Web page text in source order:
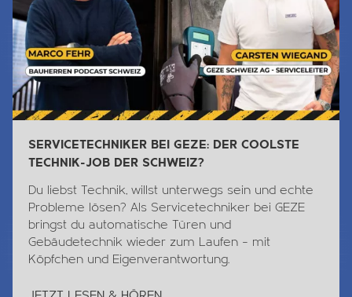
SERVICETECHNIKER BEI GEZE: DER COOLSTE
TECHNIK-JOB DER SCHWEIZ?
Du liebst Technik, willst unterwegs sein und echte
Probleme lösen? Als Servicetechniker bei GEZE
bringst du automatische Türen und
Gebäudetechnik wieder zum Laufen – mit
Köpfchen und Eigenverantwortung.